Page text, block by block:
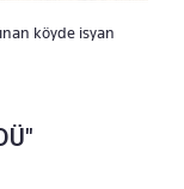
köyde isyan